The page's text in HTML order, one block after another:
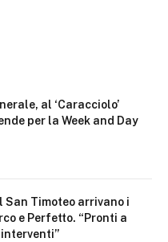
al ‘Caracciolo’
per la Week and Day
Timoteo arrivano i
e Perfetto. “Pronti a